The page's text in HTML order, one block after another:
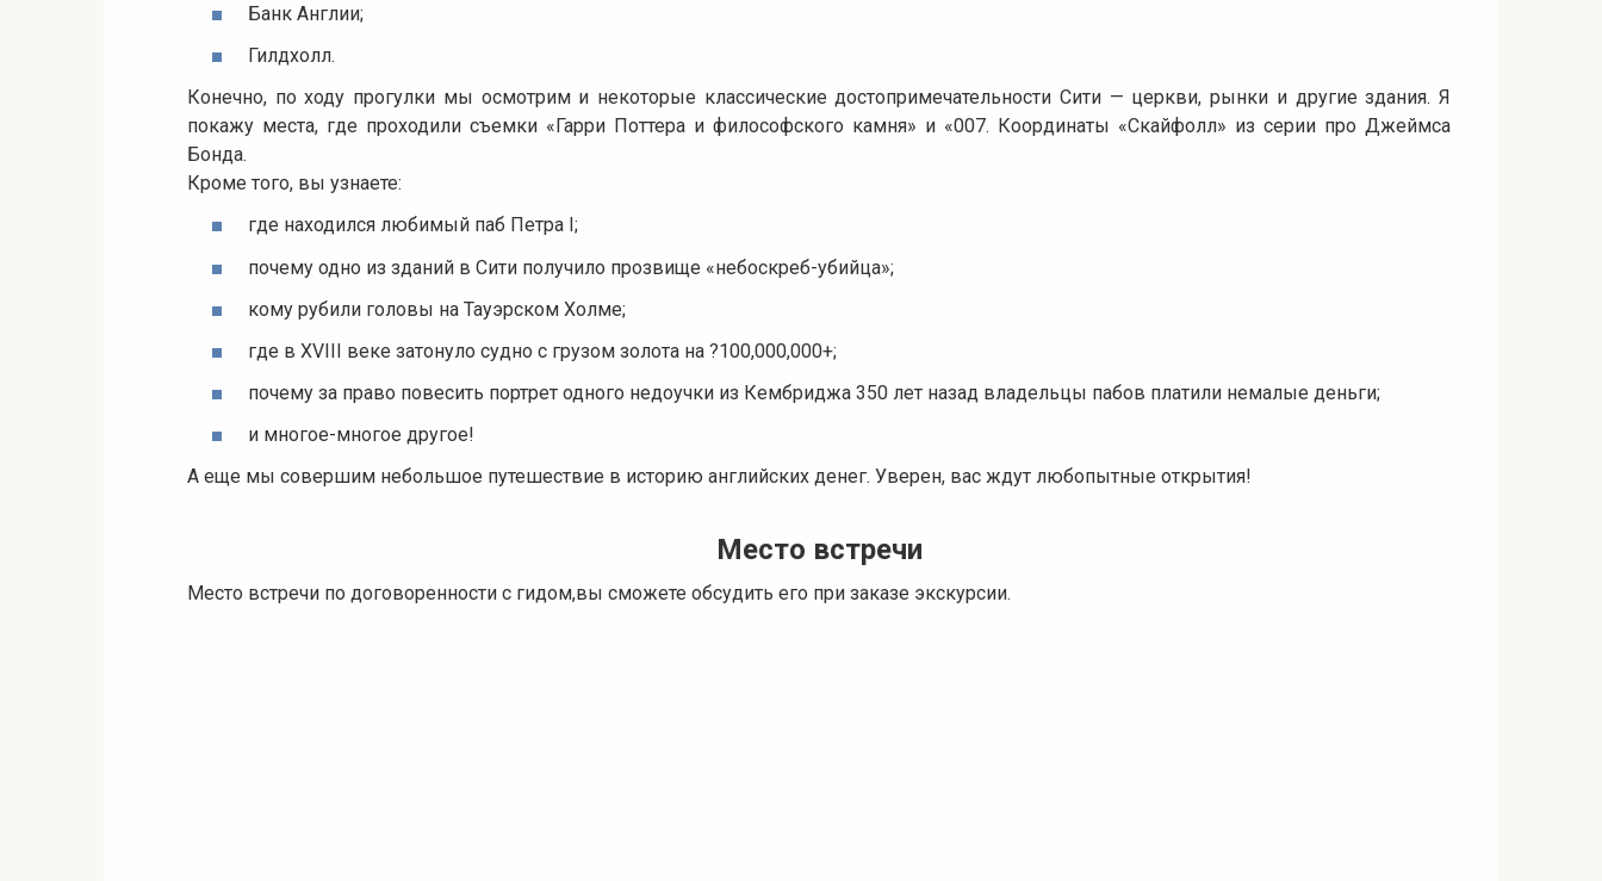
Банк Англии;
Гилдхолл.
Конечно, по ходу прогулки мы осмотрим и некоторые классические достопримечательности Сити — церкви, рынки и другие здания. Я
покажу места, где проходили съемки «Гарри Поттера и философского камня» и «007. Координаты «Скайфолл» из серии про Джеймса
Бонда.
Кроме того, вы узнаете:
где находился любимый паб Петра I;
почему одно из зданий в Сити получило прозвище «небоскреб-убийца»;
кому рубили головы на Тауэрском Холме;
где в XVIII веке затонуло судно с грузом золота на ?100,000,000+;
почему за право повеcить портрет одного недоучки из Кембриджа 350 лет назад владельцы пабов платили немалые деньги;
и многое-многое другое!
А еще мы совершим небольшое путешествие в историю английских денег. Уверен, вас ждут любопытные открытия!
Место встречи
Место встречи по договоренности с гидом,вы сможете обсудить его при заказе экскурсии.